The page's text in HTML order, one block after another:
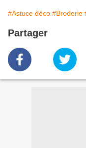
#Astuce déco #Broderie
Partager